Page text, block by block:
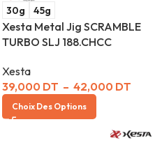
30g 45g
Xesta Metal Jig SCRAMBLE
TURBO SLJ 188.CHCC
Xesta
39,000 DT – 42,000 DT
Choix Des Options